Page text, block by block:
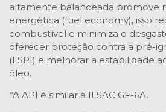
altamente balanceada promove
energética (fuel economy), isso
combustível e minimiza o
oferecer proteção contra a pré-
(LSPI) e melhorar a estabilidade
óleo.
*A API é similar à ILSAC GF-6A.